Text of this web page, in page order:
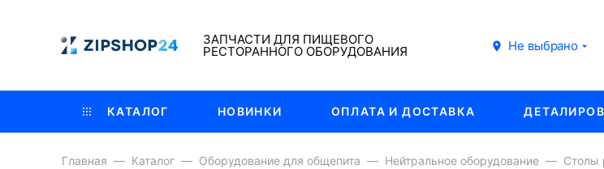
ЗАПЧАСТИ ДЛЯ ПИЩЕВОГО
РЕСТОРАННОГО ОБОРУДОВАНИЯ Не выбрано
КАТАЛОГ НОВИНКИ ОПЛАТА И ДОСТАВКА
Главная Каталог Оборудование для общепита Нейтральное оборудование Столы